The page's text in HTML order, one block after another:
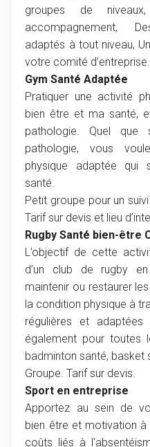
groupes de
accompagnement,
adaptés à tout niveau,
votre comité
Gym Santé Adaptée
Pratiquer une activité
bien être et ma santé,
pathologie. Quel
pathologie, vous
physique adaptée qui
santé.
Petit groupe pour un
Tarif sur devis et lieu
Rugby Santé bien-être
L’objectif de cette
d’un club de rugby en
maintenir ou restaurer
la condition physique à
régulières et
également pour toutes
badminton santé, basket
Groupe. Tarif sur devis.
Sport en entreprise
Apportez au sein de
bien être et motivation à
coûts liés à